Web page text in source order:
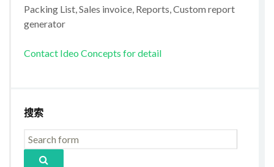
Packing List, Sales invoice, Reports, Custom report
generator
Contact Ideo Concepts for detail
搜索